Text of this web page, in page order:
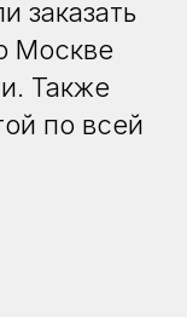
заказать
Москве
Также
по всей